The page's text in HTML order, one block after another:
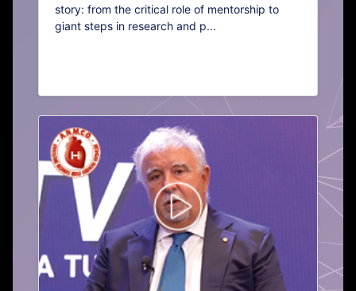
story: from the critical role of mentorship to
giant steps in research and p...